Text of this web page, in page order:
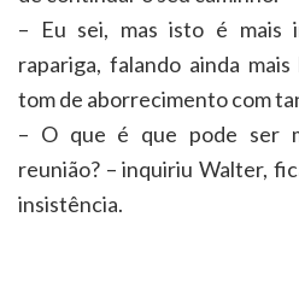
– Eu sei, mas isto é mais
rapariga, falando ainda
tom de aborrecimento com
– O que é que pode ser
reunião? – inquiriu Walter,
insistência.